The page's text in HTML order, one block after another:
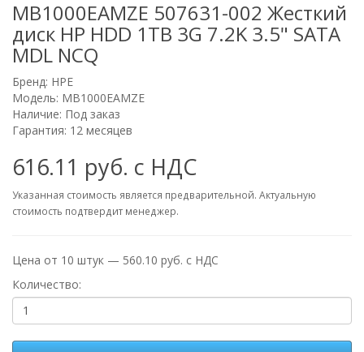
MB1000EAMZE 507631-002 Жесткий
диск HP HDD 1TB 3G 7.2K 3.5" SATA
MDL NCQ
Бренд: HPE
Модель: MB1000EAMZE
Наличие: Под заказ
Гарантия: 12 месяцев
616.11 руб. с НДС
Указанная стоимость является предварительной. Актуальную
стоимость подтвердит менеджер.
Цена от 10 штук — 560.10 руб. с НДС
Количество: